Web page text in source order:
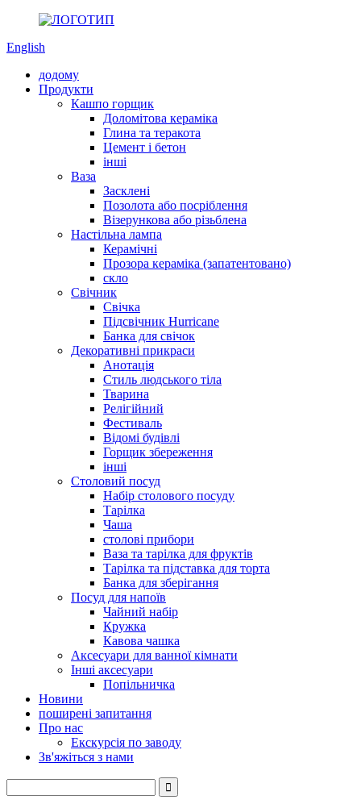
English
додому
Продукти
Кашпо горщик
Доломітова кераміка
Глина та теракота
Цемент і бетон
інші
Ваза
Засклені
Позолота або посріблення
Візерункова або різьблена
Настільна лампа
Керамічні
Прозора кераміка (запатентовано)
скло
Свічник
Свічка
Підсвічник Hurricane
Банка для свічок
Декоративні прикраси
Анотація
Стиль людського тіла
Тварина
Релігійний
Фестиваль
Відомі будівлі
Горщик збереження
інші
Столовий посуд
Набір столового посуду
Тарілка
Чаша
столові прибори
Ваза та тарілка для фруктів
Тарілка та підставка для торта
Банка для зберігання
Посуд для напоїв
Чайний набір
Кружка
Кавова чашка
Аксесуари для ванної кімнати
Інші аксесуари
Попільничка
Новини
поширені запитання
Про нас
Екскурсія по заводу
Зв'яжіться з нами